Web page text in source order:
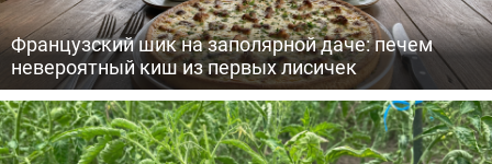
Французский шик на заполярной даче: печем
невероятный киш из первых лисичек